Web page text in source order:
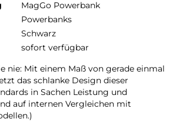
MagGo Powerbank
Powerbanks
Schwarz
sofort verfügbar
nie: Mit einem Maß von gerade einmal
das schlanke Design dieser
in Sachen Leistung und
auf internen Vergleichen mit